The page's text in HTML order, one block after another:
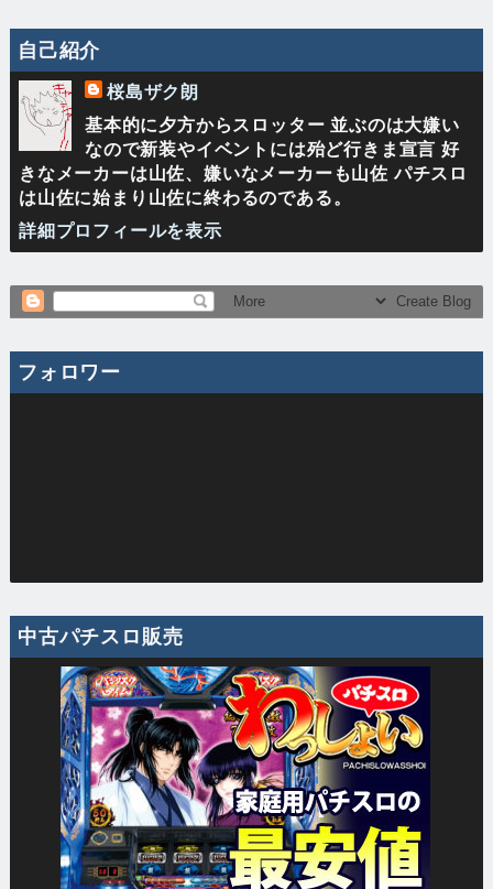
自己紹介
桜島ザク朗
基本的に夕方からスロッター 並ぶのは大嫌い
なので新装やイベントには殆ど行きま宣言 好
きなメーカーは山佐、嫌いなメーカーも山佐 パチスロ
は山佐に始まり山佐に終わるのである。
詳細プロフィールを表示
フォロワー
中古パチスロ販売